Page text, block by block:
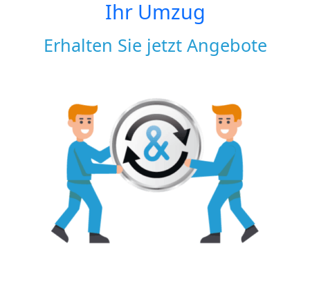
Ihr Umzug
Erhalten Sie jetzt Angebote